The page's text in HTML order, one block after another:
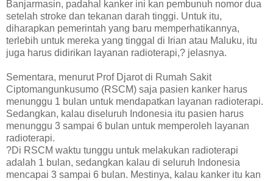
Banjarmasin, padahal kanker ini kan pembunuh nomor dua
setelah stroke dan tekanan darah tinggi. Untuk itu,
diharapkan pemerintah yang baru memperhatikannya,
terlebih untuk mereka yang tinggal di Irian atau Maluku, itu
juga harus didirikan layanan radioterapi,? jelasnya.
Sementara, menurut Prof Djarot di Rumah Sakit
Ciptomangunkusumo (RSCM) saja pasien kanker harus
menunggu 1 bulan untuk mendapatkan layanan radioterapi.
Sedangkan, kalau diseluruh Indonesia itu pasien harus
menunggu 3 sampai 6 bulan untuk memperoleh layanan
radioterapi.
?Di RSCM waktu tunggu untuk melakukan radioterapi
adalah 1 bulan, sedangkan kalau di seluruh Indonesia
mencapai 3 sampai 6 bulan. Mestinya, kalau kanker itu kan